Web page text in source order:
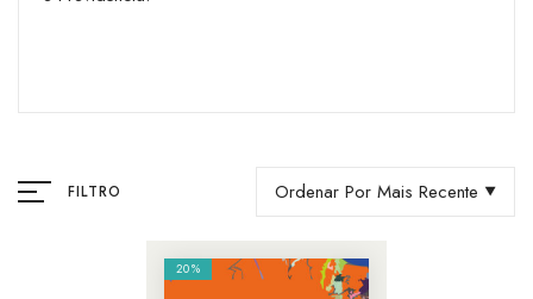
FILTRO Ordenar Por Mais Recente
20%